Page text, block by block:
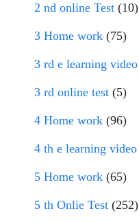
2 nd online Test (10)
3 Home work (75)
3 rd e learning video
3 rd online test (5)
4 Home work (96)
4 th e learning video
5 Home work (65)
5 th Onlie Test (252)